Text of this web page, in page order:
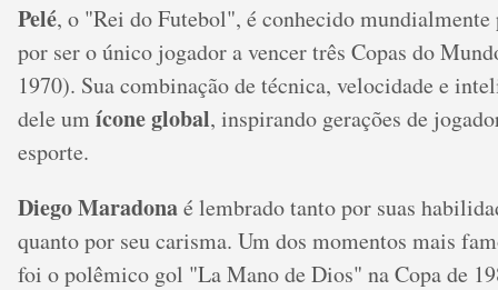
Pelé, o "Rei do Futebol", é conhecido
por ser o único jogador a vencer três Copas do
1970). Sua combinação de técnica, velocidade e
dele umícone global, inspirando gerações de
esporte.
Diego Maradonaé lembrado tanto por suas
quanto por seu carisma. Um dos momentos mais
foi o polêmico gol "La Mano de Dios" na Copa de